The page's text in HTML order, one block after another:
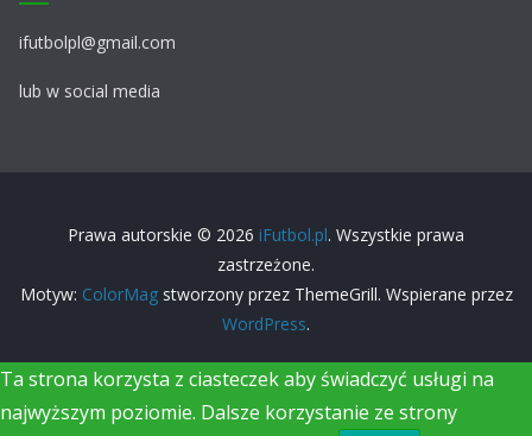
ifutbolpl@gmail.com
lub w social media
Prawa autorskie © 2026 iFutbol.pl. Wszystkie prawa
zastrzeżone.
Motyw: ColorMagstworzony przez ThemeGrill. Wspierane przez
WordPress.
Ta strona korzysta z ciasteczek aby świadczyć usługi na
najwyższym poziomie. Dalsze korzystanie ze strony